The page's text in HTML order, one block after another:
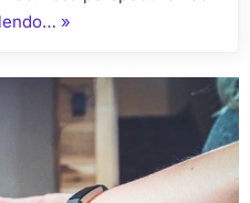
“Financiando
Educacionais
com
rifa”
»